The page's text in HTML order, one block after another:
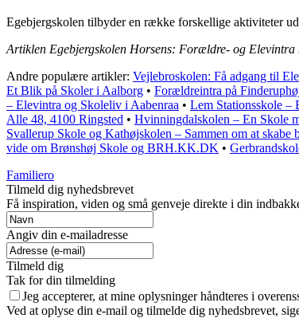
Egebjergskolen tilbyder en række forskellige aktiviteter
Artiklen Egebjergskolen Horsens: Forældre- og Elevintra
Andre populære artikler: Vejlebroskolen: Få adgang til
Et Blik på Skoler i Aalborg • Forældreintra på
– Elevintra og Skoleliv i Aabenraa • Lem Stationsskole –
Alle 48, 4100 Ringsted • Hvinningdalskolen – En Skole
Svallerup Skole og Kathøjskolen – Sammen om at skabe
vide om Brønshøj Skole og BRH.KK.DK •
Familiero
Tilmeld dig nyhedsbrevet
Få inspiration, viden og små genveje direkte i din
Angiv din e-mailadresse
Tilmeld dig
Tak for din tilmelding
Jeg accepterer, at mine oplysninger håndteres i
Ved at oplyse din e-mail og tilmelde dig nyhedsbrevet,